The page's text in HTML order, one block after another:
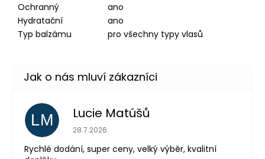
Ochranný
ano
Hydratační
ano
Typ balzámu
pro všechny typy vlasů
LM Lucie Matúšů
Hodnocení obchodu je 5 z 5 hvězdiček.
28.7.2026
Rychlé dodání, super ceny, velký výběr, kvalitní